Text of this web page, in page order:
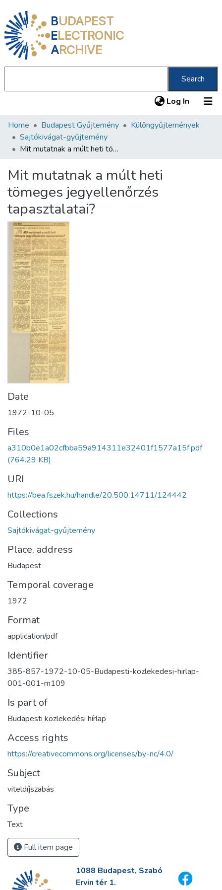
BUDAPEST
ELECTRONIC
ARCHIVE
Search
Log In (current)
Communities & Collections
All of DSpace
About us
Home Budapest Gyűjtemény
Különgyűjtemények
Sajtókivágat-gyűjtemény
Mit mutatnak a múlt heti tömeges jegyellenőrzés tapasztalatai?
Mit mutatnak a múlt heti
tömeges jegyellenőrzés
tapasztalatai?
Date
1972-10-05
Files
a310b0e1a02cfbba59a914311e32401f1577a15f.pdf
(764.29 KB)
URI
https://bea.fszek.hu/handle/20.500.14711/124442
Collections
Sajtókivágat-gyűjtemény
Place, address
Budapest
Temporal coverage
1972
Format
application/pdf
Identifier
385-857-1972-10-05-Budapesti-kozlekedesi-hirlap-
001-001-m109
Is part of
Budapesti közlekedési hírlap
Access rights
https://creativecommons.org/licenses/by-nc/4.0/
Subject
viteldíjszabás
Type
Text
Full item page
1088 Budapest, Szabó
Ervin tér 1.